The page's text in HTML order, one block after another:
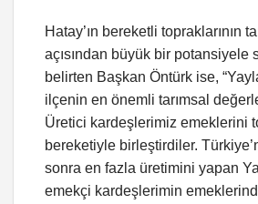
Hatay’ın bereketli topraklarının
açısından büyük bir potansiyele
belirten Başkan Öntürk ise,
ilçenin en önemli tarımsal
Üretici kardeşlerimiz emeklerini
bereketiyle birleştirdiler.
sonra en fazla üretimini yapan
emekçi kardeşlerimin